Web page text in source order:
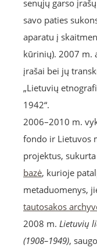
senųjų garso
savo paties
aparatu į
kūrinių). 2007 m.
įrašai bei jų
„Lietuvių
1942“.
2006–2010 m.
fondo ir Lietuvos
projektus, sukurta
bazė, kurioje
metaduomenys,
tautosakos
2008 m. Lietuvių
(1908–1949),